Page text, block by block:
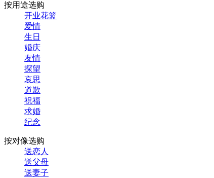
按用途选购
开业花篮
爱情
生日
婚庆
友情
探望
哀思
道歉
祝福
求婚
纪念
按对像选购
送恋人
送父母
送妻子